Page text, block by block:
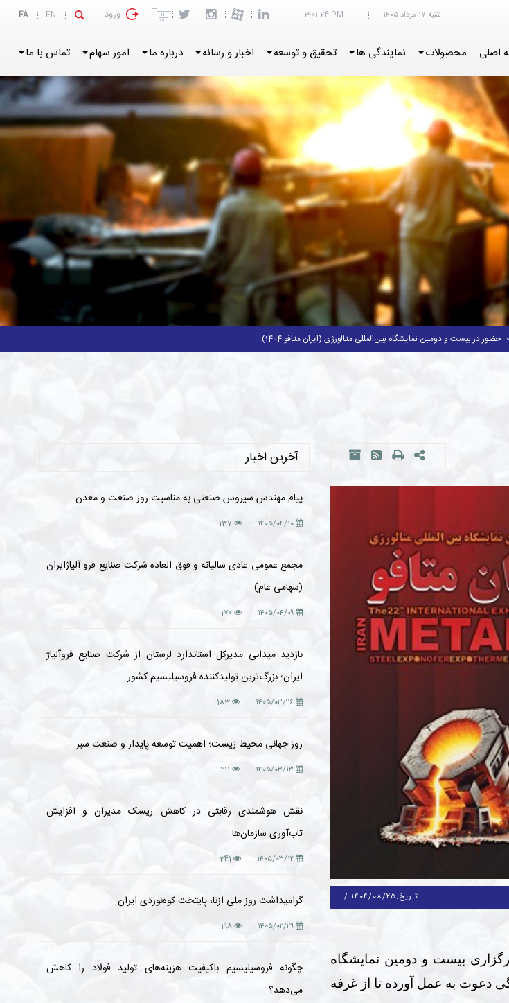
شنبه ۱۷ مرداد ۱۴۰۵ 3:01:25 PM ورود EN
FA
اصلی محصولات نمایندگی ها تحقیق و توسعه اخبار و رسانه درباره ما امور سهام تماس با ما
حضور در بیست و دومین نمایشگاه بین‌المللی متالورژی (ایران متافو 1404)
تاریخ:۱۴۰۴/۰۸/۲۵ /
بیست و دومین نمایشگاه
دعوت به عمل آورده تا از غرفه
آخرین اخبار
پیام مهندس سیروس صنعتی به مناسبت روز صنعت و معدن
۱۴۰۵/۰۴/۱۰ 137
مجمع عمومی عادی سالیانه و فوق العاده شرکت صنایع فرو آلیاژایران
(سهامی عام)
۱۴۰۵/۰۴/۰۹ 170
بازدید میدانی مدیرکل استاندارد لرستان از شرکت صنایع فروآلیاژ
ایران؛ بزرگ‌ترین تولیدکننده فروسیلیسیم کشور
۱۴۰۵/۰۳/۲۶ 183
روز جهانی محیط زیست؛ اهمیت توسعه پایدار و صنعت سبز
۱۴۰۵/۰۳/۱۳ 211
نقش هوشمندی رقابتی در کاهش ریسک مدیران و افزایش
تاب‌آوری سازمان‌ها
۱۴۰۵/۰۳/۱۲ 241
گرامیداشت روز ملی ازنا، پایتخت کوه‌نوردی ایران
۱۴۰۵/۰۲/۲۹ 198
چگونه فروسیلیسیم باکیفیت هزینه‌های تولید فولاد را کاهش
می‌دهد؟